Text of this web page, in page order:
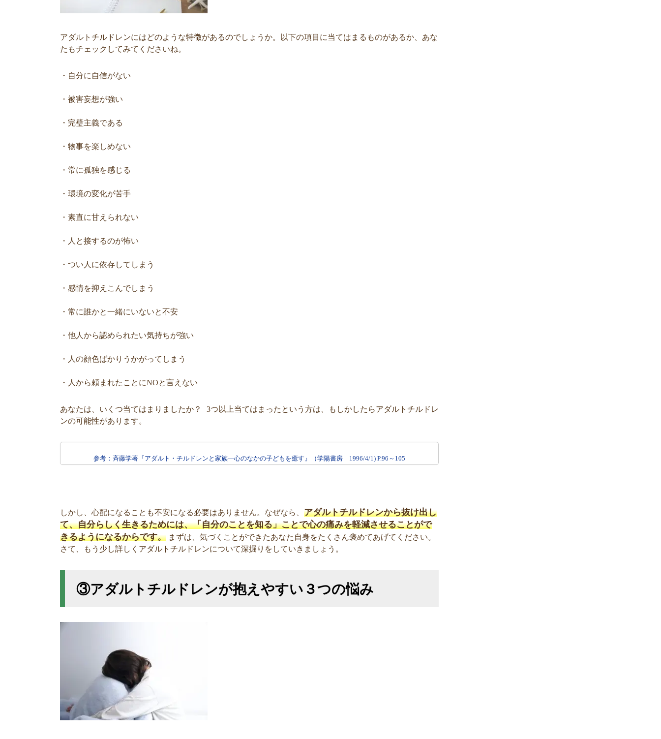
アダルトチルドレンにはどのような特徴があるのでしょうか。以下の項目に当てはまるものがあるか、あな
たもチェックしてみてくださいね。
・自分に自信がない
・被害妄想が強い
・完璧主義である
・物事を楽しめない
・常に孤独を感じる
・環境の変化が苦手
・素直に甘えられない
・人と接するのが怖い
・つい人に依存してしまう
・感情を抑えこんでしまう
・常に誰かと一緒にいないと不安
・他人から認められたい気持ちが強い
・人の顔色ばかりうかがってしまう
・人から頼まれたことにNOと言えない
あなたは、いくつ当てはまりましたか？ 3つ以上当てはまったという方は、もしかしたらアダルトチルドレ
ンの可能性があります。
参考：斉藤学著『アダルト・チルドレンと家族―心のなかの子どもを癒す』（学陽書房 1996/4/1) P.96～105
しかし、心配になることも不安になる必要はありません。なぜなら、 アダルトチルドレンから抜け出し
て、自分らしく生きるためには、「自分のことを知る」ことで心の痛みを軽減させることがで
きるようになるからです。 まずは、気づくことができたあなた自身をたくさん褒めてあげてください。
さて、もう少し詳しくアダルトチルドレンについて深掘りをしていきましょう。
③アダルトチルドレンが抱えやすい３つの悩み